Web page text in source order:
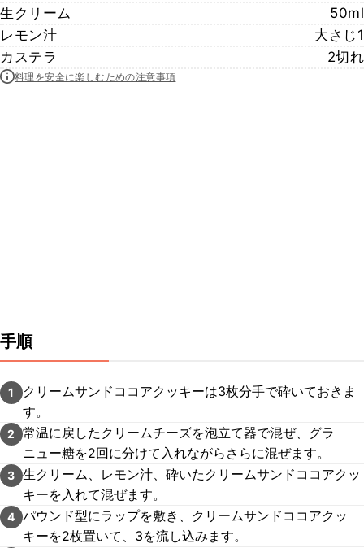
生クリーム
50ml
レモン汁
大さじ1
カステラ
2切れ
料理を安全に楽しむための注意事項
手順
1
クリームサンドココアクッキーは3枚分手で砕いておきま
す。
2
常温に戻したクリームチーズを泡立て器で混ぜ、グラ
ニュー糖を2回に分けて入れながらさらに混ぜます。
3 生クリーム、レモン汁、砕いたクリームサンドココアクッ
キーを入れて混ぜます。
4 パウンド型にラップを敷き、クリームサンドココアクッ
キーを2枚置いて、3を流し込みます。